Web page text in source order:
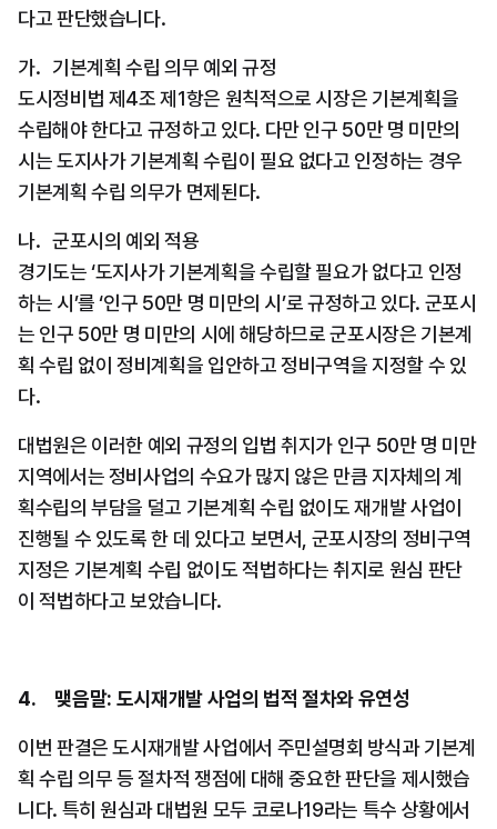
다고 판단했습니다.
가.   기본계획 수립 의무 예외 규정
도시정비법 제4조 제1항은 원칙적으로 시장은 기본계획을
수립해야 한다고 규정하고 있다. 다만 인구 50만 명 미만의
시는 도지사가 기본계획 수립이 필요 없다고 인정하는 경우
기본계획 수립 의무가 면제된다.
나.   군포시의 예외 적용
경기도는 ‘도지사가 기본계획을 수립할 필요가 없다고 인정
하는 시’를 ‘인구 50만 명 미만의 시’로 규정하고 있다. 군포시
는 인구 50만 명 미만의 시에 해당하므로 군포시장은 기본계
획 수립 없이 정비계획을 입안하고 정비구역을 지정할 수 있
다.
대법원은 이러한 예외 규정의 입법 취지가 인구 50만 명 미만
지역에서는 정비사업의 수요가 많지 않은 만큼 지자체의 계
획수립의 부담을 덜고 기본계획 수립 없이도 재개발 사업이
진행될 수 있도록 한 데 있다고 보면서, 군포시장의 정비구역
지정은 기본계획 수립 없이도 적법하다는 취지로 원심 판단
이 적법하다고 보았습니다.
4.     맺음말: 도시재개발 사업의 법적 절차와 유연성
이번 판결은 도시재개발 사업에서 주민설명회 방식과 기본계
획 수립 의무 등 절차적 쟁점에 대해 중요한 판단을 제시했습
니다. 특히 원심과 대법원 모두 코로나19라는 특수 상황에서